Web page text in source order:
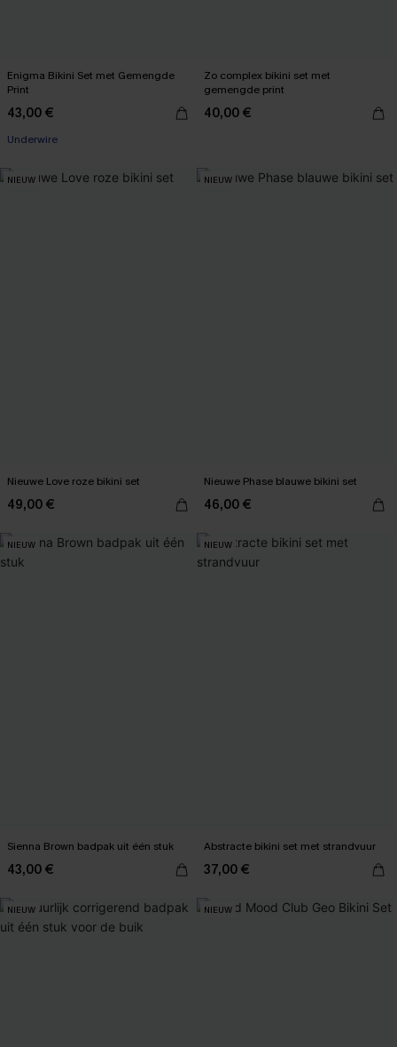
Enigma Bikini Set met Gemengde
Print
43,00 €
Underwire
Zo complex bikini set met
gemengde print
40,00 €
NIEUW
Nieuwe Love roze bikini set
49,00 €
NIEUW
Nieuwe Phase blauwe bikini set
46,00 €
NIEUW
Sienna Brown badpak uit één stuk
43,00 €
NIEUW
Abstracte bikini set met strandvuur
37,00 €
NIEUW NIEUW